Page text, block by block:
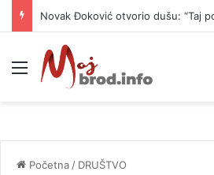
Novak Đoković otvorio dušu: “Taj
Meni
Početna / DRUŠTVO